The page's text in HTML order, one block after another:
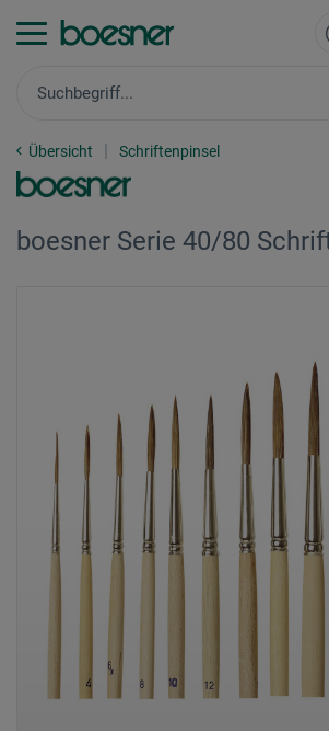
Übersicht Schriftenpinsel
boesner Serie 40/80